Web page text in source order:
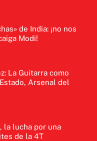
de India: ¡no nos
Modi!
La Guitarra como
Arsenal del
la lucha por una
de la 4T